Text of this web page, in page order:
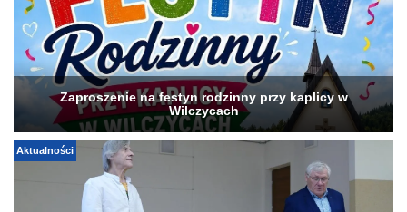
Zaproszenie na festyn rodzinny przy kaplicy w
Wilczycach
Aktualności